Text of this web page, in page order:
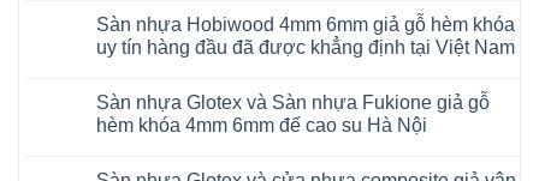
to
tại
Hà
Nội
Xuân
Thanh
Trì
Cầu
mikado
4mm
6mm
thợ
Sửa
sàn
nhiêu
khóa
4mm
6mm
su
có
hèm
và
Sàn
nhựa
giả
gỗ
hèm
thị
bình
luận
ở
nhựa
Hobiwood
4mm
Sàn nhựa Hobiwood 4mm 6mm giả gỗ hèm khóa
uy tín hàng đầu đã được khẳng định tại Việt Nam
bình
luận
ở
Sàn nhựa Glotex và Sàn nhựa Fukione giả gỗ
hèm khóa 4mm 6mm đế cao su Hà Nội